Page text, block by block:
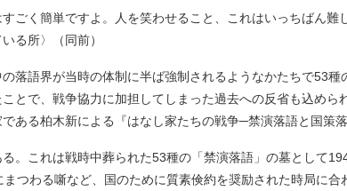
ごく簡単ですよ。人を笑わせること、これはいっちばん難
る所〉（同前）
落語界が当時の体制に半ば強制されるようなかたちで53種
とで、戦争協力に加担してしまった過去への反省も込めら
ある柏木新による『はなし家たちの戦争─禁演落語と国策
。これは戦時中葬られた53種の「禁演落語」の墓として
つわる噺など、国のために質素倹約を奨励された時局に